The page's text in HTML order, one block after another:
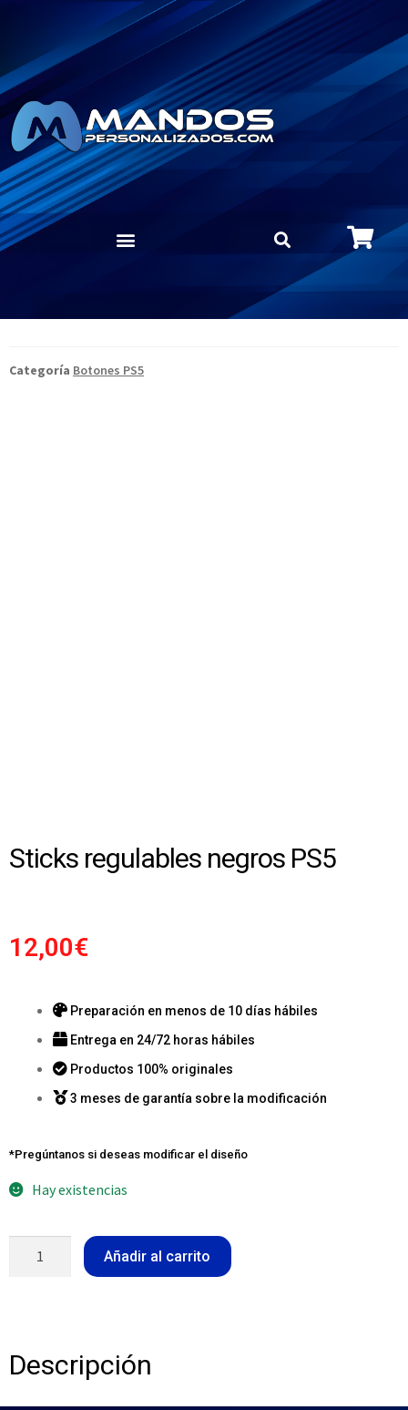
Categoría Botones PS5
Sticks regulables negros PS5
12,00€
Preparación en menos de 10 días hábiles
Entrega en 24/72 horas hábiles
Productos 100% originales
3 meses de garantía sobre la modificación
*Pregúntanos si deseas modificar el diseño
Hay existencias
Añadir al carrito
Descripción